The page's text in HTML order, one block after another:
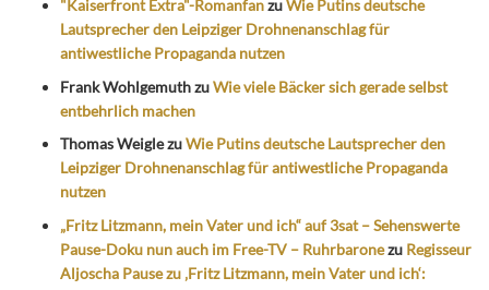
"Kaiserfront Extra"-RomanfanzuWie Putins deutsche
Lautsprecher den Leipziger Drohnenanschlag für
antiwestliche Propaganda nutzen
Frank WohlgemuthzuWie viele Bäcker sich gerade selbst
entbehrlich machen
Thomas WeiglezuWie Putins deutsche Lautsprecher den
Leipziger Drohnenanschlag für antiwestliche Propaganda
nutzen
„Fritz Litzmann, mein Vater und ich“ auf 3sat – Sehenswerte
Pause-Doku nun auch im Free-TV – Ruhrbaronezu Regisseur
Aljoscha Pause zu ‚Fritz Litzmann, mein Vater und ich‘: